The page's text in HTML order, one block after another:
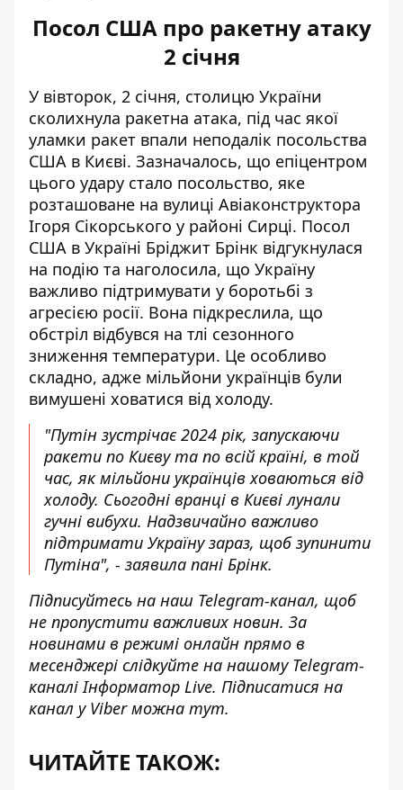
Посол США про ракетну атаку
2 січня
У вівторок, 2 січня, столицю України
сколихнула ракетна атака, під час якої
уламки ракет впали неподалік посольства
США в Києві. Зазначалось, що епіцентром
цього удару стало посольство, яке
розташоване на вулиці Авіаконструктора
Ігоря Сікорського у районі Сирці. Посол
США в Україні Бріджит Брінк відгукнулася
на подію та наголосила, що Україну
важливо підтримувати у боротьбі з
агресією росії. Вона підкреслила, що
обстріл відбувся на тлі сезонного
зниження температури. Це особливо
складно, адже мільйони українців були
вимушені ховатися від холоду.
"Путін зустрічає 2024 рік, запускаючи
ракети по Києву та по всій країні, в той
час, як мільйони українців ховаються від
холоду. Сьогодні вранці в Києві лунали
гучні вибухи. Надзвичайно важливо
підтримати Україну зараз, щоб зупинити
Путіна", - заявила пані Брінк.
Підписуйтесь на наш Telegram-канал, щоб
не пропустити важливих новин. За
новинами в режимі онлайн прямо в
месенджері слідкуйте на нашому Telegram-
каналіІнформатор Live. Підписатися на
канал у Viber можна тут.
ЧИТАЙТЕ ТАКОЖ: